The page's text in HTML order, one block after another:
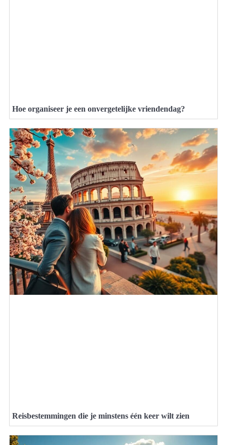
Hoe organiseer je een onvergetelijke vriendendag?
Reisbestemmingen die je minstens één keer wilt zien